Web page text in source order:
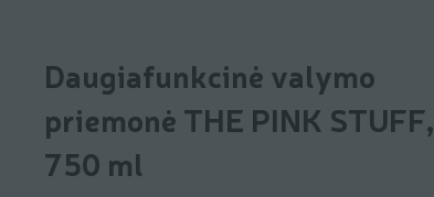
Daugiafunkcinė valymo
priemonė THE PINK STUFF,
750 ml